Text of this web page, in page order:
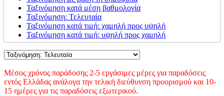
Ταξινόμηση κατά μέση βαθμολογία
Ταξινόμηση: Τελευταία
Ταξινόμηση κατά τιμή: χαμηλή προς υψηλή
Ταξινόμηση κατά τιμή: υψηλή προς χαμηλή
Μέσος χρόνος παράδοσης 2-5 εργάσιμες μέρες για παραδόσεις
εντός Ελλάδας ανάλογα την τελική διεύθυνση προορισμού και 10-
15 ημέρες για τις παραδόσεις εξωτερικού.